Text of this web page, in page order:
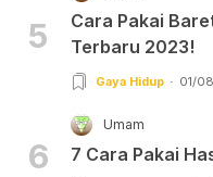
5
Cara Pakai
Terbaru 2023!
Gaya Hidup 01/
6
Umam
7 Cara Pakai